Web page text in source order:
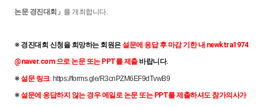
논문 경진대회」 를 개최합니다.
※ 경진대회 신청을 희망하는 회원은 설문에 응답 후 마감 기한 내 newktra1974
@naver.com 으로 논문 또는 PPT를 제출 바랍니다.
※ 설문 링크: https://forms.gle/R3cnPZM6EF9dTvwB9
※ 설문에 응답하지 않는 경우 메일로 논문 또는 PPT를 제출하셔도 참가의사가